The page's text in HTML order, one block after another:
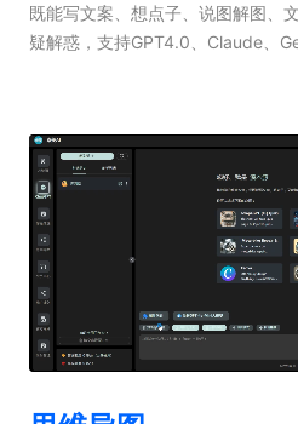
既能写文案、想点子、说图解图、
疑解惑，支持GPT4.0、Claude、